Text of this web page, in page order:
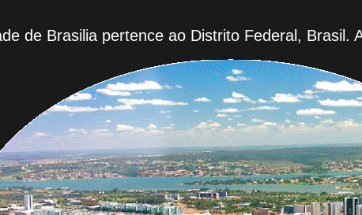
de Brasilia pertence ao Distrito Federal, Brasil.